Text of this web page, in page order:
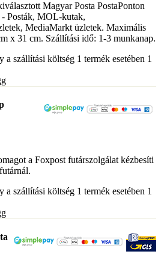
Magyar Posta PostaPonton
Posták, MOL-kutak,
MediaMarkt üzletek. Maximális
x 31 cm. Szállítási idő: 1-3 munkanap.
a szállítási költség 1 termék esetében 1
a Foxpost futárszolgálat kézbesíti
a szállítási költség 1 termék esetében 1